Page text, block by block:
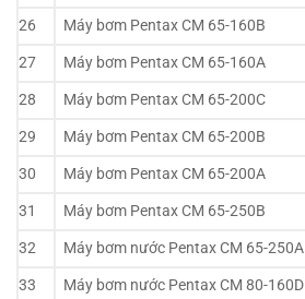
26
Máy bơm Pentax CM 65-160B
27
Máy bơm Pentax CM 65-160A
28
Máy bơm Pentax CM 65-200C
29
Máy bơm Pentax CM 65-200B
30
Máy bơm Pentax CM 65-200A
31
Máy bơm Pentax CM 65-250B
32
Máy bơm nước Pentax CM 65-250A
33
Máy bơm nước Pentax CM 80-160D